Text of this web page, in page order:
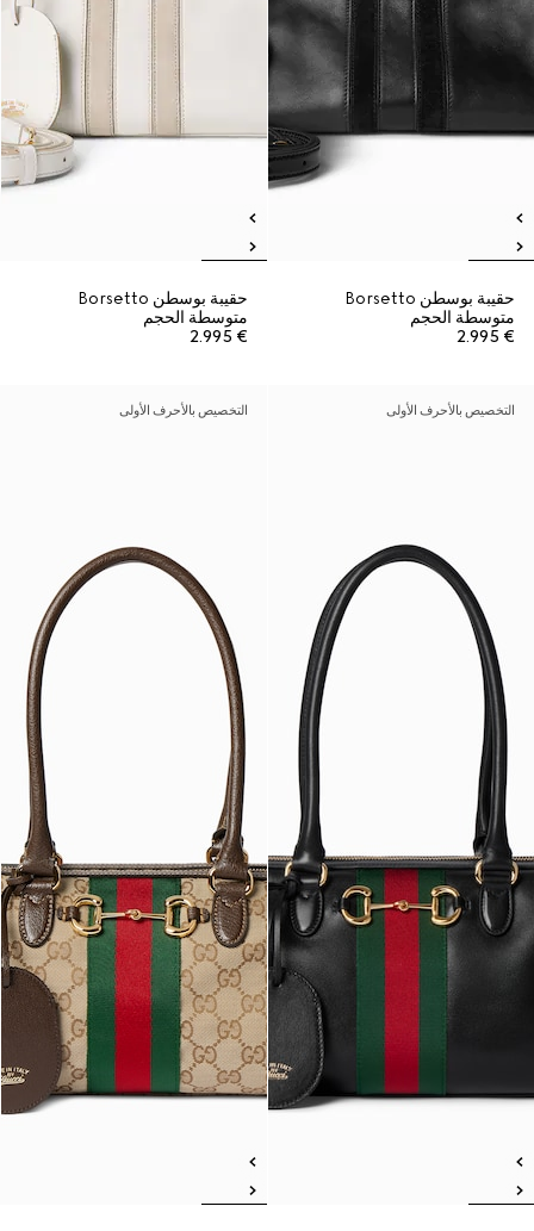
حقيبة بوسطن Borsetto
متوسطة الحجم
€ 2.995
حقيبة بوسطن Borsetto
متوسطة الحجم
€ 2.995
التخصيص بالأحرف الأولى التخصيص بالأحرف الأولى